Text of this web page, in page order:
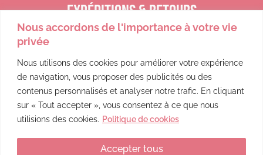
Nous accordons de l'importance à votre vie
privée
Nous utilisons des cookies pour améliorer votre expérience
de navigation, vous proposer des publicités ou des
contenus personnalisés et analyser notre trafic. En cliquant
sur « Tout accepter », vous consentez à ce que nous
utilisions des cookies. Politique de cookies
Accepter tous
EXPÉDITIONS & RETOURS
CGV
POLITIQUE DE REMBOURSEMENT
POLITIQUE DE CONFIDENTIALITÉ
MENTIONS LÉGALES